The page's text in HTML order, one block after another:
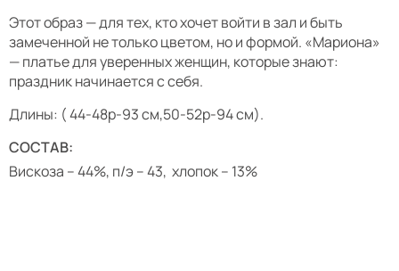
Этот образ — для тех, кто хочет войти в зал и быть
замеченной не только цветом, но и формой. «Мариона»
— платье для уверенных женщин, которые знают:
праздник начинается с себя.
Длины: ( 44-48р-93 см,50-52р-94 см).
СОСТАВ:
Вискоза – 44%, п/э – 43, хлопок – 13%